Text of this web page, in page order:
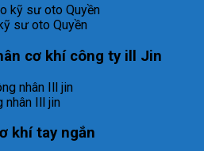
sư oto Quyền
cơ khí công ty ill Jin
nhân Ill jin
khí tay ngắn